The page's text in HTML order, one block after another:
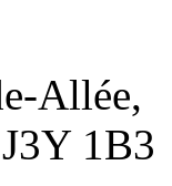
Allée,
1B3